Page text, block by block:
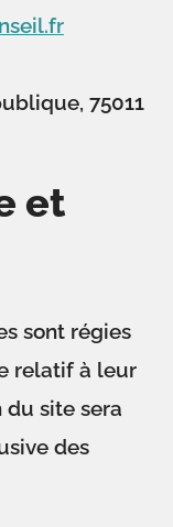
75011
et
sont régies
relatif à leur
du site sera
des